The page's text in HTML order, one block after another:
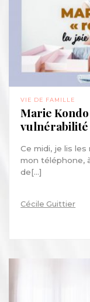
VIE DE FAMILLE
Marie
vulnérabilité
Ce midi, je lis les
mon téléphone,
de[...]
Cécile Guittier